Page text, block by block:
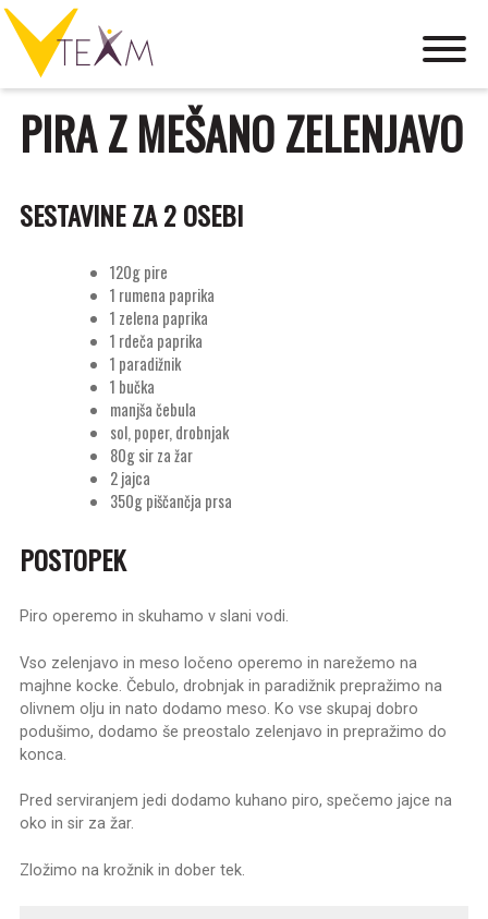
Skip
to
content
PIRA Z MEŠANO ZELENJAVO
SESTAVINE ZA 2 OSEBI
120g pire
1 rumena paprika
1 zelena paprika
1 rdeča paprika
1 paradižnik
1 bučka
manjša čebula
sol, poper, drobnjak
80g sir za žar
2 jajca
350g piščančja prsa
POSTOPEK
Piro operemo in skuhamo v slani vodi.
Vso zelenjavo in meso ločeno operemo in narežemo na
majhne kocke. Čebulo, drobnjak in paradižnik prepražimo na
olivnem olju in nato dodamo meso. Ko vse skupaj dobro
podušimo, dodamo še preostalo zelenjavo in prepražimo do
konca.
Pred serviranjem jedi dodamo kuhano piro, spečemo jajce na
oko in sir za žar.
Zložimo na krožnik in dober tek.